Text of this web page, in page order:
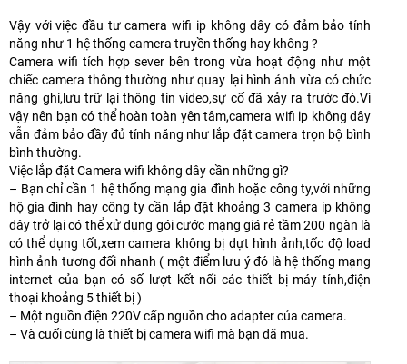
Vậy với việc đầu tư camera wifi ip không dây có đảm bảo tính
năng như 1 hệ thống camera truyền thống hay không ?
Camera wifi tích hợp sever bên trong vừa hoạt động như một
chiếc camera thông thường như quay lại hình ảnh vừa có chức
năng ghi,lưu trữ lại thông tin video,sự cố đã xảy ra trước đó.Vì
vậy nên bạn có thể hoàn toàn yên tâm,camera wifi ip không dây
vẫn đảm bảo đầy đủ tính năng như lắp đặt camera trọn bộ bình
bình thường.
Việc lắp đặt Camera wifi không dây cần những gì?
– Bạn chỉ cần 1 hệ thống mạng gia đình hoặc công ty,với những
hộ gia đình hay công ty cần lắp đặt khoảng 3 camera ip không
dây trở lại có thể xử dụng gói cước mạng giá rẻ tầm 200 ngàn là
có thể dụng tốt,xem camera không bị dựt hình ảnh,tốc độ load
hình ảnh tương đối nhanh ( một điểm lưu ý đó là hệ thống mạng
internet của bạn có số lượt kết nối các thiết bị máy tính,điện
thoại khoảng 5 thiết bị )
– Một nguồn điện 220V cấp nguồn cho adapter của camera.
– Và cuối cùng là thiết bị camera wifi mà bạn đã mua.